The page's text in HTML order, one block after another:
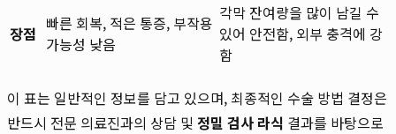
장점 빠른 회복, 적은 통증, 부작용
가능성 낮음
각막 잔여량을 많이 남길 수
있어 안전함, 외부 충격에 강
함
이 표는 일반적인 정보를 담고 있으며, 최종적인 수술 방법 결정은
반드시 전문 의료진과의 상담 및 정밀 검사 라식 결과를 바탕으로